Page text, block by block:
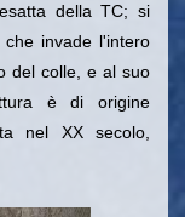
della TC; si
invade l'intero
del colle, e al suo
è di origine
nel XX secolo,